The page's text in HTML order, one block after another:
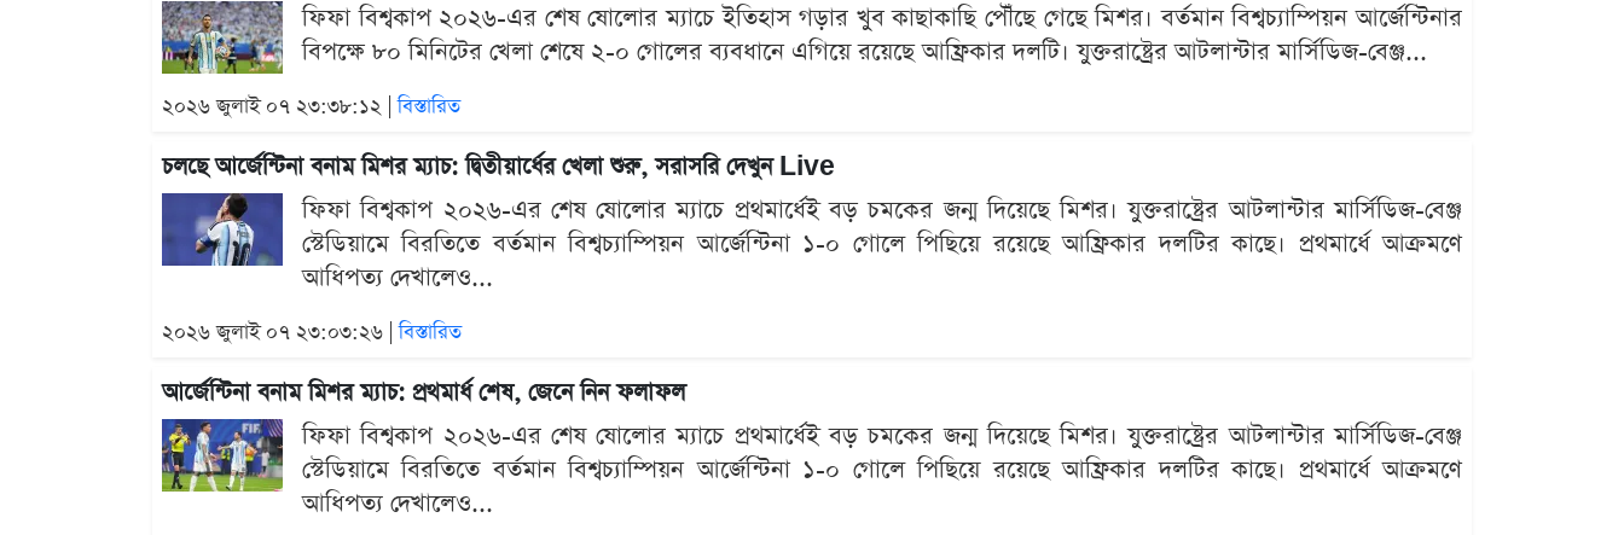
ফিফা বিশ্বকাপ ২০২৬-এর শেষ ষোলোর ম্যাচে ইতিহাস গড়ার খুব কাছাকাছি পৌঁছে গেছে মিশর। বর্তমান বিশ্বচ্যাম্পিয়ন আর্জেন্টিনার
বিপক্ষে ৮০ মিনিটের খেলা শেষে ২-০ গোলের ব্যবধানে এগিয়ে রয়েছে আফ্রিকার দলটি। যুক্তরাষ্ট্রের আটলান্টার মার্সিডিজ-বেঞ্জ...
২০২৬ জুলাই ০৭ ২৩:৩৮:১২ |বিস্তারিত
চলছে আর্জেন্টিনা বনাম মিশর ম্যাচ: দ্বিতীয়ার্ধের খেলা শুরু, সরাসরি দেখুন Live
ফিফা বিশ্বকাপ ২০২৬-এর শেষ ষোলোর ম্যাচে প্রথমার্ধেই বড় চমকের জন্ম দিয়েছে মিশর। যুক্তরাষ্ট্রের আটলান্টার মার্সিডিজ-বেঞ্জ
স্টেডিয়ামে বিরতিতে বর্তমান বিশ্বচ্যাম্পিয়ন আর্জেন্টিনা ১-০ গোলে পিছিয়ে রয়েছে আফ্রিকার দলটির কাছে। প্রথমার্ধে আক্রমণে
আধিপত্য দেখালেও...
২০২৬ জুলাই ০৭ ২৩:০৩:২৬ |বিস্তারিত
আর্জেন্টিনা বনাম মিশর ম্যাচ: প্রথমার্ধ শেষ, জেনে নিন ফলাফল
ফিফা বিশ্বকাপ ২০২৬-এর শেষ ষোলোর ম্যাচে প্রথমার্ধেই বড় চমকের জন্ম দিয়েছে মিশর। যুক্তরাষ্ট্রের আটলান্টার মার্সিডিজ-বেঞ্জ
স্টেডিয়ামে বিরতিতে বর্তমান বিশ্বচ্যাম্পিয়ন আর্জেন্টিনা ১-০ গোলে পিছিয়ে রয়েছে আফ্রিকার দলটির কাছে। প্রথমার্ধে আক্রমণে
আধিপত্য দেখালেও...